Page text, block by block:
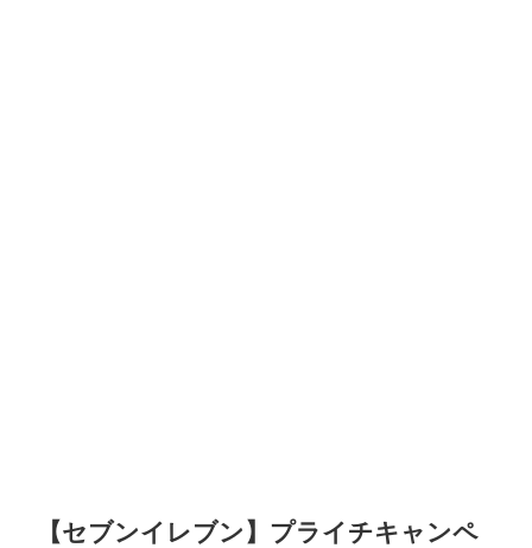
【セブンイレブン】プライチキャンペ